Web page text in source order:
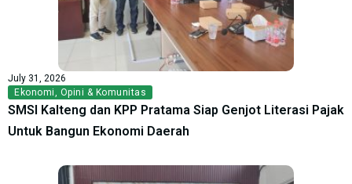
July 31, 2026
Ekonomi
Opini & Komunitas
SMSI Kalteng dan KPP Pratama Siap Genjot Literasi Pajak
Untuk Bangun Ekonomi Daerah